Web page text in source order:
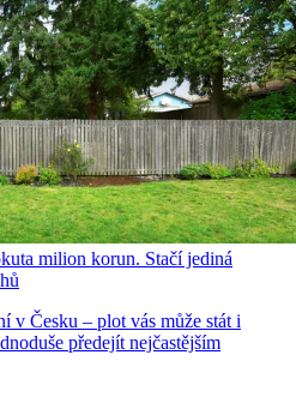
milion korun. Stačí jediná
v Česku – plot vás může stát i
předejít nejčastějším